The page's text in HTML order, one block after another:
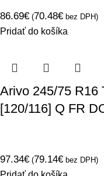
86.69€ (70.48€ bez DPH)
Pridať do košíka
Arivo 245/75 R16
[120/116] Q FR
97.34€ (79.14€ bez DPH)